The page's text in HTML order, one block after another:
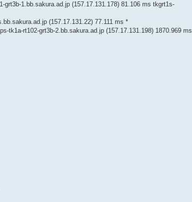
1.bb.sakura.ad.jp (157.17.131.178) 81.106 ms tkgrt1s-
(157.17.131.22) 77.111 ms *
tk1a-rt102-grt3b-2.bb.sakura.ad.jp (157.17.131.198) 1870.969 ms